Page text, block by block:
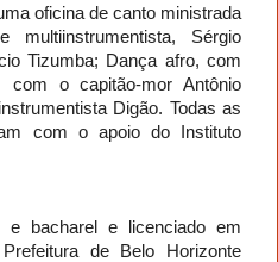
oficina de canto ministrada
multiinstrumentista, Sérgio
Tizumba; Dança afro, com
com o capitão-mor Antônio
Digão. Todas as
com o apoio do Instituto
e bacharel e licenciado em
de Belo Horizonte